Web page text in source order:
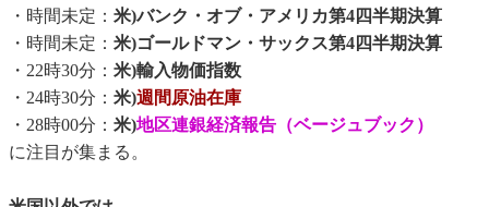
・時間未定： 米)バンク・オブ・アメリカ第4四半期決算
・時間未定： 米)ゴールドマン・サックス第4四半期決算
・22時30分： 米)輸入物価指数
・24時30分： 米)週間原油在庫
・28時00分： 米)地区連銀経済報告（ベージュブック）
に注目が集まる。